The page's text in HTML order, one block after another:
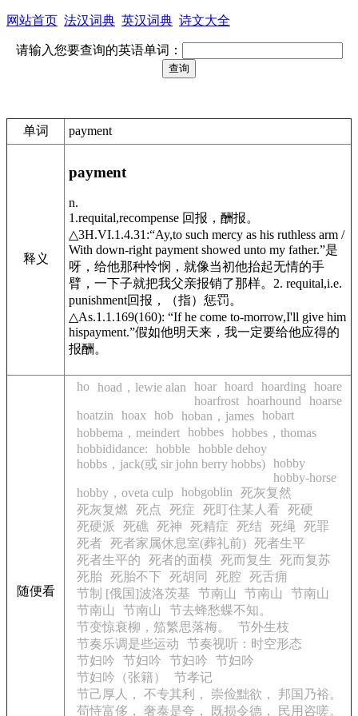
网站首页 法汉词典 英汉词典 诗文大全
请输入您要查询的英语单词：
单词 payment
释义
payment
n.
1.requital,recompense 回报，酬报。
△3H.VI.1.4.31:“Ay,to such mercy as his ruthless arm /
With down-right payment showed unto my father.”是
呀，给他那种怜悯，就像当初他抬起无情的手
臂，一下子就把我父亲报销了那样。2. requital,i.e.
punishment回报，（指）惩罚。
△As.1.1.169(160): “If he come to-morrow,I'll give him
hispayment.”假如他明天来，我一定要给他应得的
报酬。
随便看
ho hoad，lewie alan hoar hoard hoarding
hoare
hoarfrost hoarhound
hoarse
hoatzin
hoax hob hoban，james hobart
hobbema，meindert hobbes hobbes，thomas
hobbididance:
hobble hobble dehoy
hobbs，jack(或 sir john berry hobbs) hobby
hobby-horse
hobby，oveta culp hobgoblin
死灰复然
死灰复燃
死点 死症 死盯住某人看
死硬
死硬派
死礁 死神 死精症 死结 死绳
死罪
死者
死者家属休息室(葬礼前) 死者生平
死者生平的
死者的面模 死而复生
死而复苏
死胎 死胎不下 死胡同 死腔
死舌痈
节制 [俄国]波洛茨基
节南山 节南山
节南山
节南山
节南山
节去蜂愁蝶不知。
节变惊衰柳，笳繁思落梅。
节外生枝
节奏乐调是些运动
节奏视听：时空形态
节妇吟
节妇吟 节妇吟
节妇吟
节妇吟（张籍）
节孝记
节己厚人， 不专其利， 崇俭黜欲， 邦国乃裕。
苟恃富侈， 奢泰是夸， 既损令德， 民用咨嗟。